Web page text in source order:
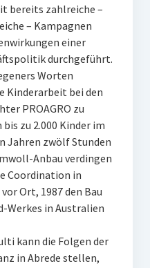
bereits zahlreiche –
– Kampagnen
einer
durchgeführt.
Worten
Kinderarbeit bei den
PROAGRO zu
zu 2.000 Kinder im
Jahren zwölf Stunden
Anbau verdingen
Coordination in
Ort, 1987 den Bau
Werkes in Australien
kann die Folgen der
in Abrede stellen,